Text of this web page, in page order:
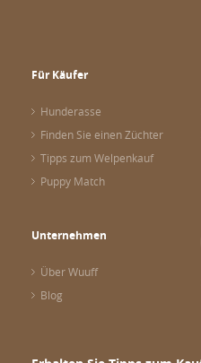
Für Käufer
Hunderasse
Finden Sie einen Züchter
Tipps zum Welpenkauf
Puppy Match
Unternehmen
Über Wuuff
Blog